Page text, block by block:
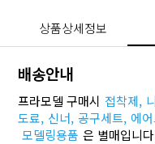
상품상세정보
배송안내
프라모델 구매시 접착제,
도료, 신너, 공구세트, 에
모델링용품 은 별매입니